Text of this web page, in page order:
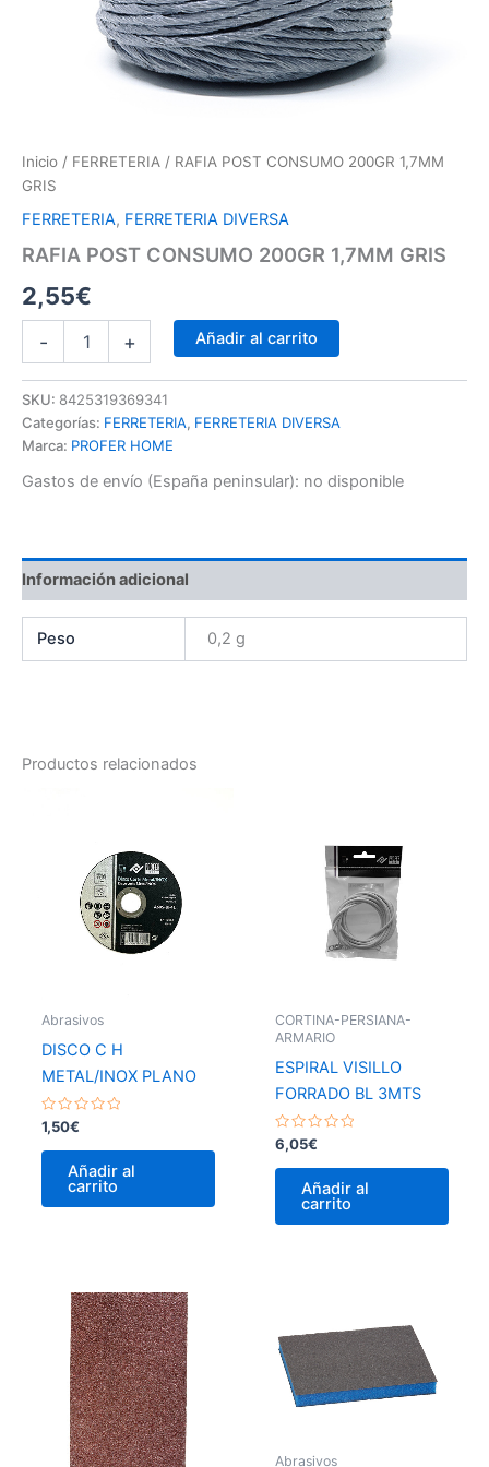
Inicio / FERRETERIA / RAFIA POST CONSUMO 200GR 1,7MM
GRIS
FERRETERIA, FERRETERIA DIVERSA
RAFIA POST CONSUMO 200GR 1,7MM GRIS
2,55€
- + Añadir al carrito
SKU: 8425319369341
Categorías: FERRETERIA, FERRETERIA DIVERSA
Marca: PROFER HOME
Gastos de envío (España peninsular): no disponible
Información adicional
Peso 0,2 g
Productos relacionados
Abrasivos
DISCO C H
METAL/INOX PLANO
Valorado
con
0
1,50€
Añadir al
carrito
CORTINA-PERSIANA-
ARMARIO
ESPIRAL VISILLO
FORRADO BL 3MTS
Valorado
con
0
6,05€
Añadir al
carrito
Abrasivos